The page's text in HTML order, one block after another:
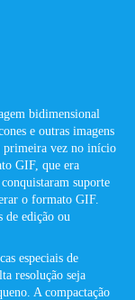
bidimensional
e outras imagens
primeira vez no início
GIF, que era
suporte
o formato GIF.
de edição ou
especiais de
resolução seja
A compactação